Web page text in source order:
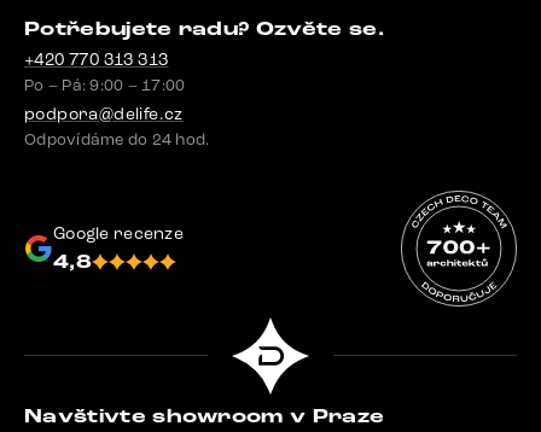
Potřebujete radu? Ozvěte se.
+420 770 313 313
Po – Pá: 9:00 – 17:00
podpora@delife.cz
Odpovídáme do 24 hod.
Google recenze
4,8
Navštivte showroom v Praze